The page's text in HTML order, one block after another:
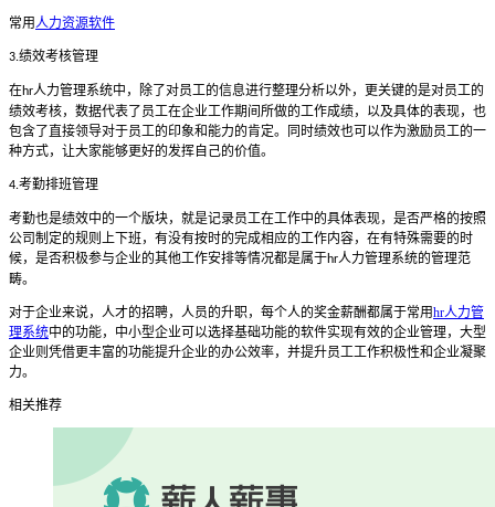
常用人力资源软件
3.绩效考核管理
在hr人力管理系统中，除了对员工的信息进行整理分析以外，更关键的是对员工的
绩效考核，数据代表了员工在企业工作期间所做的工作成绩，以及具体的表现，也
包含了直接领导对于员工的印象和能力的肯定。同时绩效也可以作为激励员工的一
种方式，让大家能够更好的发挥自己的价值。
4.考勤排班管理
考勤也是绩效中的一个版块，就是记录员工在工作中的具体表现，是否严格的按照
公司制定的规则上下班，有没有按时的完成相应的工作内容，在有特殊需要的时
候，是否积极参与企业的其他工作安排等情况都是属于hr人力管理系统的管理范
畴。
对于企业来说，人才的招聘，人员的升职，每个人的奖金薪酬都属于常用hr人力管
理系统中的功能，中小型企业可以选择基础功能的软件实现有效的企业管理，大型
企业则凭借更丰富的功能提升企业的办公效率，并提升员工工作积极性和企业凝聚
力。
相关推荐